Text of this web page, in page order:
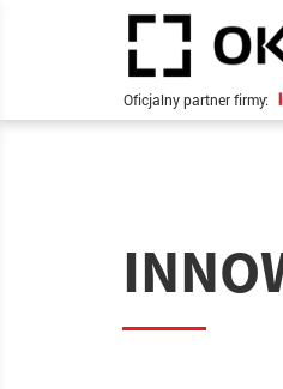
Oficjalny partner firmy: